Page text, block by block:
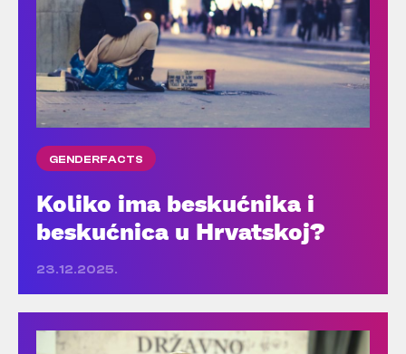
GENDERFACTS
Koliko ima beskućnika i
beskućnica u Hrvatskoj?
23.12.2025.